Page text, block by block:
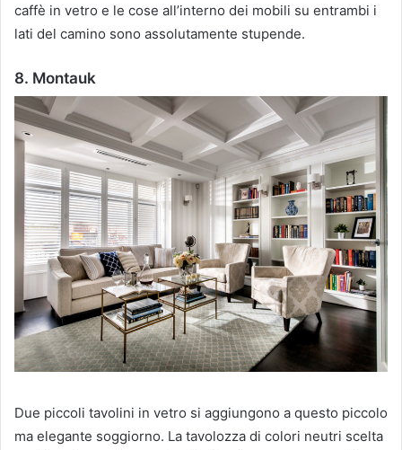
caffè in vetro e le cose all’interno dei mobili su entrambi i
lati del camino sono assolutamente stupende.
8. Montauk
Due piccoli tavolini in vetro si aggiungono a questo piccolo
ma elegante soggiorno. La tavolozza di colori neutri scelta